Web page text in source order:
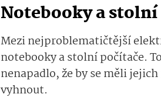
Notebooky a
Mezi nejproblematičtější
notebooky a stolní počítače.
nenapadlo, že by se měli
vyhnout.